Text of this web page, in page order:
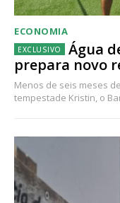
ECONOMIA
Água
prepara novo
Menos de seis meses
tempestade Kristin, o